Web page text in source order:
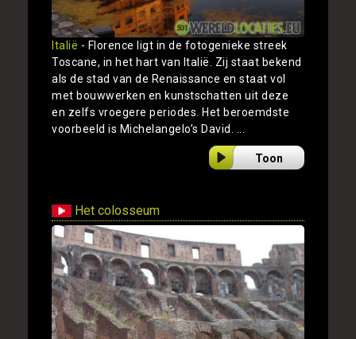
Italië - Florence ligt in de fotogenieke streek
Toscane, in het hart van Italië. Zij staat bekend
als de stad van de Renaissance en staat vol
met bouwwerken en kunstschatten uit deze
en zelfs vroegere periodes. Het beroemdste
voorbeeld is Michelangelo’s David. ...
Toon
Het colosseum